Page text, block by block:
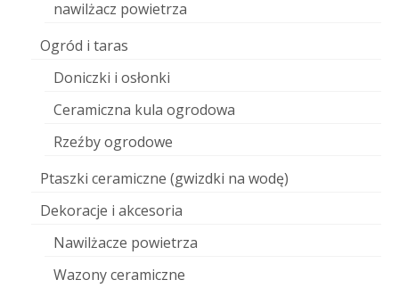
nawilżacz powietrza
Ogród i taras
Doniczki i osłonki
Ceramiczna kula ogrodowa
Rzeźby ogrodowe
Ptaszki ceramiczne (gwizdki na wodę)
Dekoracje i akcesoria
Nawilżacze powietrza
Wazony ceramiczne